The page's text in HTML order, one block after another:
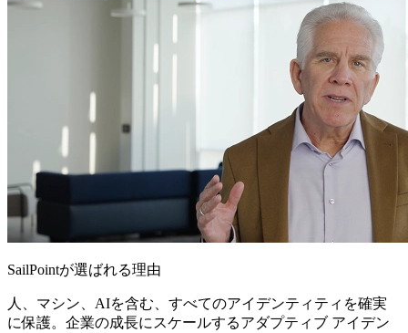
SailPointが選ばれる理由
人、マシン、AIを含む、すべてのアイデンティティを確実
に保護。企業の成長にスケールするアダプティブ アイデン